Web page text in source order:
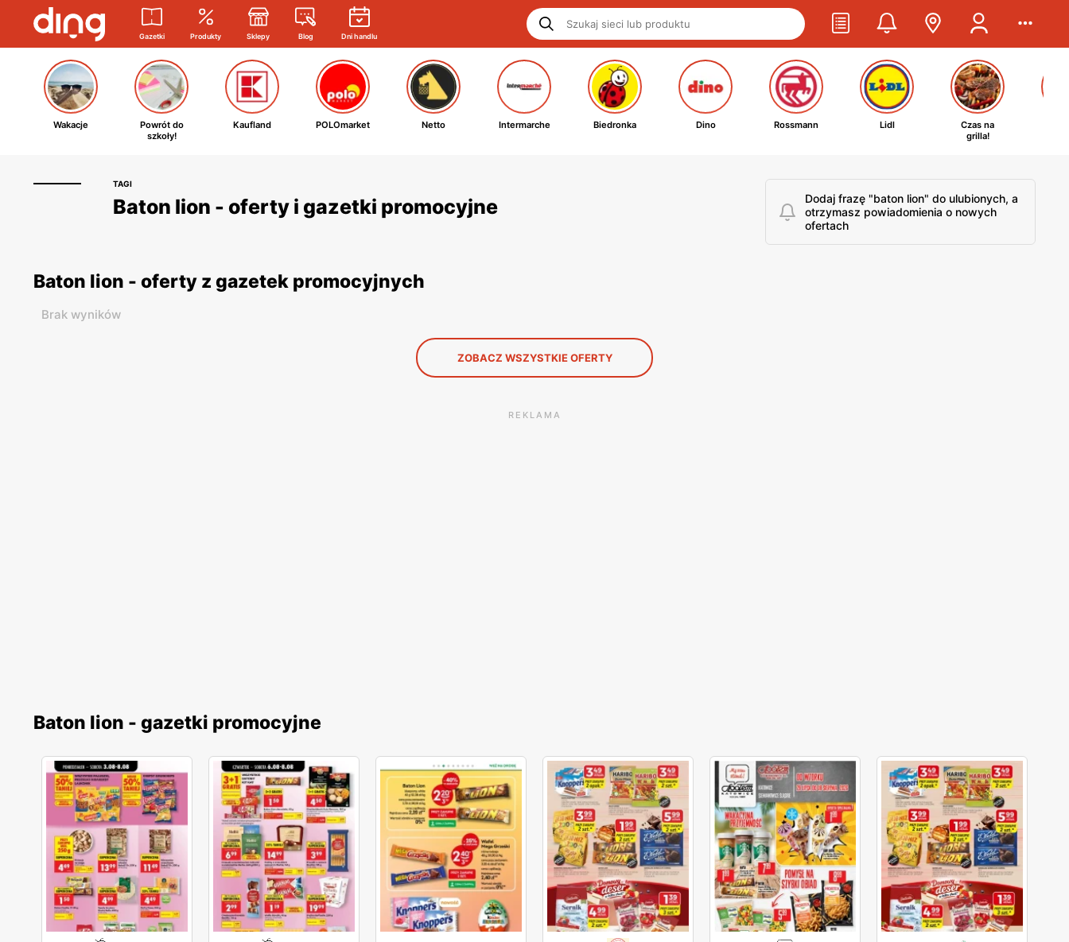
Gazetki Produkty Sklepy Blog Dni handlu
Wakacje
Powrót do
szkoły!
Kaufland POLOmarket Netto Intermarche Biedronka Dino Rossmann Lidl
Czas na
grilla!
TAGI
Baton lion - oferty i gazetki promocyjne
Dodaj frazę "baton lion" do ulubionych, a
otrzymasz powiadomienia o nowych
ofertach
Baton lion - oferty z gazetek promocyjnych
Brak wyników
ZOBACZ WSZYSTKIE OFERTY
REKLAMA
Baton lion - gazetki promocyjne